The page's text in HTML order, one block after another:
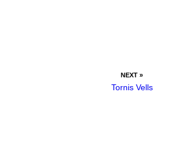
NEXT »
Tornis Vells